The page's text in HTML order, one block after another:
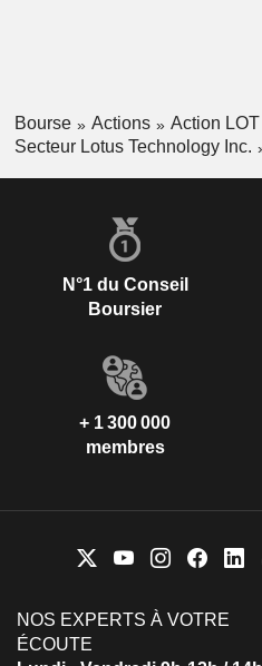
Bourse Actions
Action LOT
Secteur Lotus Technology Inc.
N°1 du Conseil
Boursier
+ 1 300 000
membres
NOS EXPERTS À VOTRE
ÉCOUTE